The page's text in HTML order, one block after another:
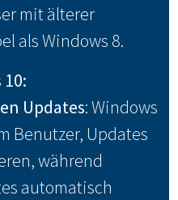
mit älterer
als Windows 8.
Updates: Windows
Benutzer, Updates
während
automatisch